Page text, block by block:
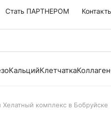
Стать ПАРТНЕРОМ
КальцийКлетчаткаКоллаген
комплекс в Бобруйске